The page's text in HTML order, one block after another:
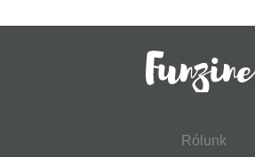
Rólunk